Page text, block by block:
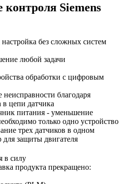
контроля Siemens
без сложных систем
любой задачи
обработки с цифровым
благодаря
цепи датчика
питания - уменьшение
только одно устройство
трех датчиков в одном
для защиты двигателя
в силу
продукта прекращено: